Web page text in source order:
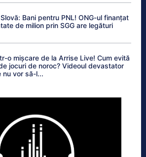
Bani pentru PNL! ONG-ul finanțat
de milion prin SGG are legături
o mișcare de la Arrise Live! Cum evită
jocuri de noroc? Videoul devastator
nu vor să-l...